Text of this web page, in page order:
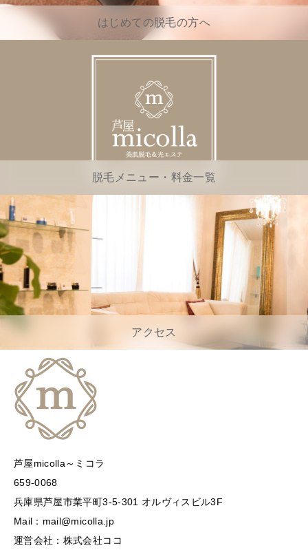
はじめての脱毛の方へ
脱毛メニュー・料金一覧
アクセス
芦屋micolla～ミコラ
659-0068
兵庫県芦屋市業平町3-5-301 オルヴィスビル3F
Mail：mail@micolla.jp
運営会社：株式会社ココ